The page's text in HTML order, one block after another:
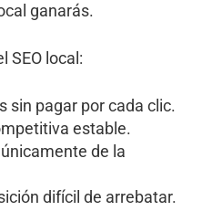
ganarás.
SEO local:
sin pagar por cada clic.
estable.
de la
difícil de arrebatar.